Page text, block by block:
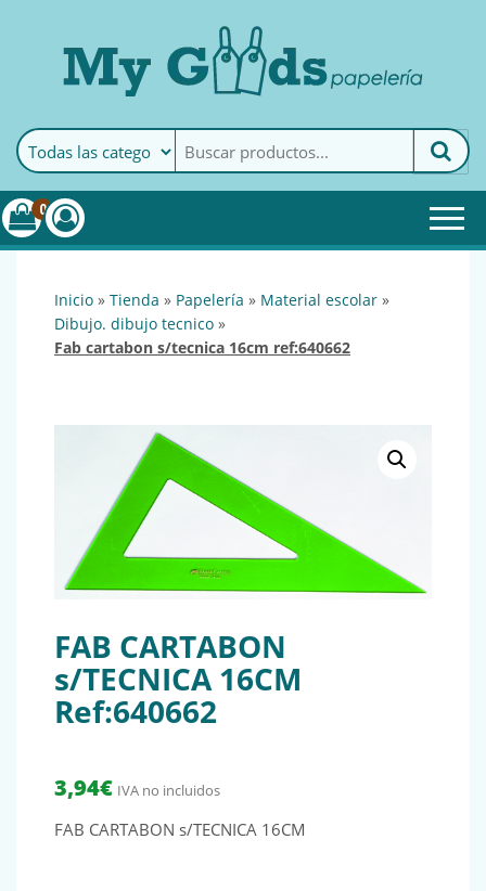
MyGoods · PapeleríaMy Goods es tu papelería
online de confianza. Podrás
encontrar todo lo necesario
0
inicio » tienda » papelería » material escolar »
dibujo. dibujo tecnico »
fab cartabon s/tecnica 16cm ref:640662
FAB CARTABON
s/TECNICA 16CM
Ref:640662
3,94€ IVA no incluidos
FAB CARTABON s/TECNICA 16CM